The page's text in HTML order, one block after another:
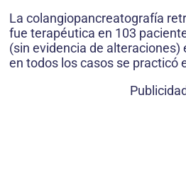
La colangiopancreatografía
fue terapéutica en 103
(sin evidencia de alteraciones)
en todos los casos se practicó